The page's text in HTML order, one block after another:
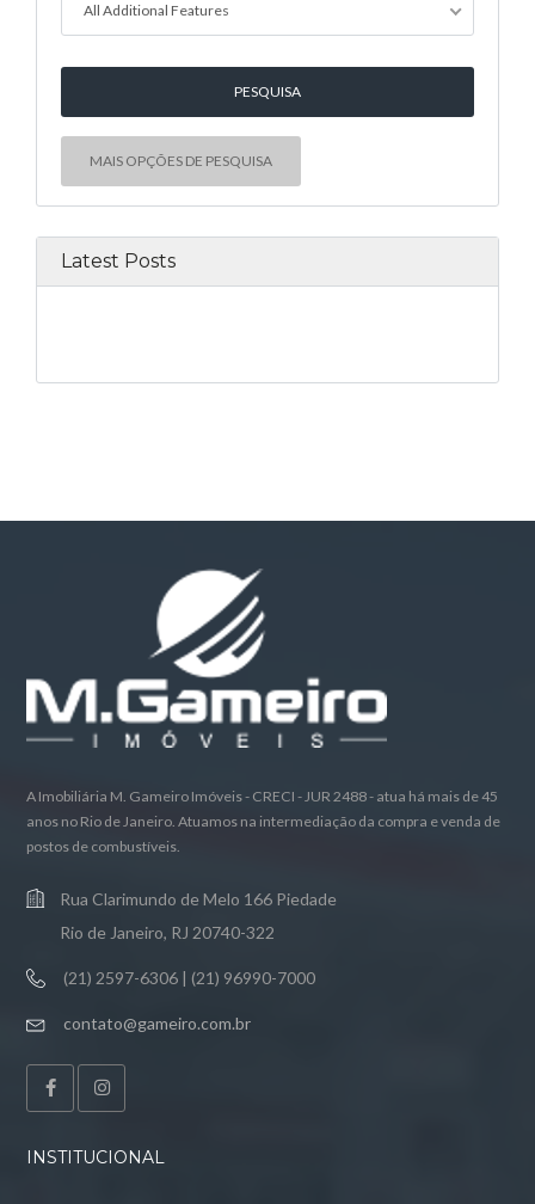
All Additional Features
MAIS OPÇÕES DE PESQUISA
Latest Posts
A Imobiliária M. Gameiro Imóveis - CRECI - JUR 2488 - atua há mais de 45
anos no Rio de Janeiro. Atuamos na intermediação da compra e venda de
postos de combustíveis.
Rua Clarimundo de Melo 166 Piedade
Rio de Janeiro, RJ 20740-322
(21) 2597-6306 | (21) 96990-7000
contato@gameiro.com.br
INSTITUCIONAL